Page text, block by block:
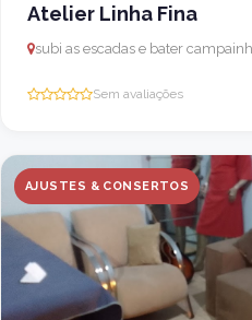
Atelier Linha Fina
Sem avaliações
AJUSTES & CONSERTOS